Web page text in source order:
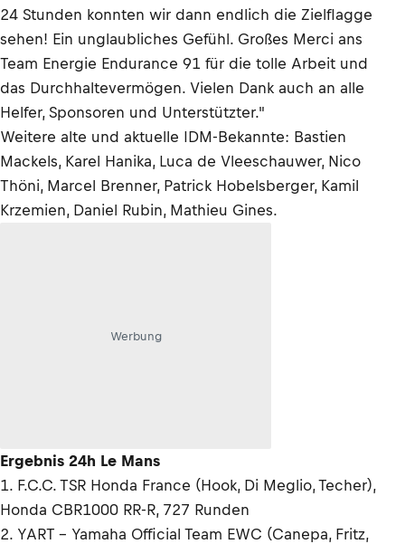
24 Stunden konnten wir dann endlich die Zielflagge
sehen! Ein unglaubliches Gefühl. Großes Merci ans
Team Energie Endurance 91 für die tolle Arbeit und
das Durchhaltevermögen. Vielen Dank auch an alle
Helfer, Sponsoren und Unterstützter."
Weitere alte und aktuelle IDM-Bekannte: Bastien
Mackels, Karel Hanika, Luca de Vleeschauwer, Nico
Thöni, Marcel Brenner, Patrick Hobelsberger, Kamil
Krzemien, Daniel Rubin, Mathieu Gines.
Werbung
Ergebnis 24h Le Mans
1. F.C.C. TSR Honda France (Hook, Di Meglio, Techer),
Honda CBR1000 RR-R, 727 Runden
2. YART – Yamaha Official Team EWC (Canepa, Fritz,